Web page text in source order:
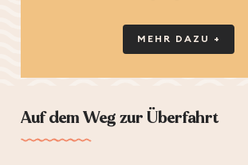
MEHR DAZU +
Auf dem Weg zur Überfahrt